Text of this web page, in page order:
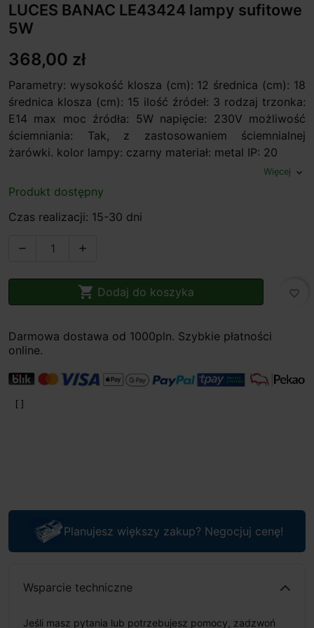
LUCES BANAC LE43424 lampy sufitowe
5W
368,00 zł
Parametry: wysokość klosza (cm): 12 średnica (cm): 18
średnica klosza (cm): 15 ilość źródeł: 3 rodzaj trzonka:
E14 max moc źródła: 5W napięcie: 230V możliwość
ściemniania: Tak, z zastosowaniem ściemnialnej
żarówki. kolor lampy: czarny materiał: metal IP: 20
Więcej expand_more
Produkt dostępny
Czas realizacji: 15-30 dni
 
 Dodaj do koszyka favorite_border
Darmowa dostawa od 1000pln. Szybkie płatności
online.
Planujesz większy zakup? Negocjuj cenę!
Wsparcie techniczne
Jeśli masz pytania lub potrzebujesz pomocy, zadzwoń